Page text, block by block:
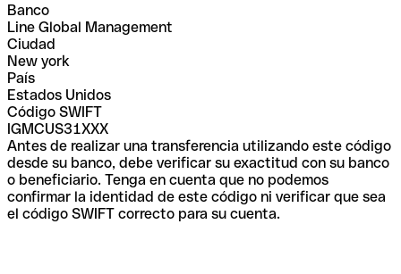
Banco
Line Global Management
Ciudad
New york
País
Estados Unidos
Código SWIFT
IGMCUS31XXX
Antes de realizar una transferencia utilizando este código
desde su banco, debe verificar su exactitud con su banco
o beneficiario. Tenga en cuenta que no podemos
confirmar la identidad de este código ni verificar que sea
el código SWIFT correcto para su cuenta.